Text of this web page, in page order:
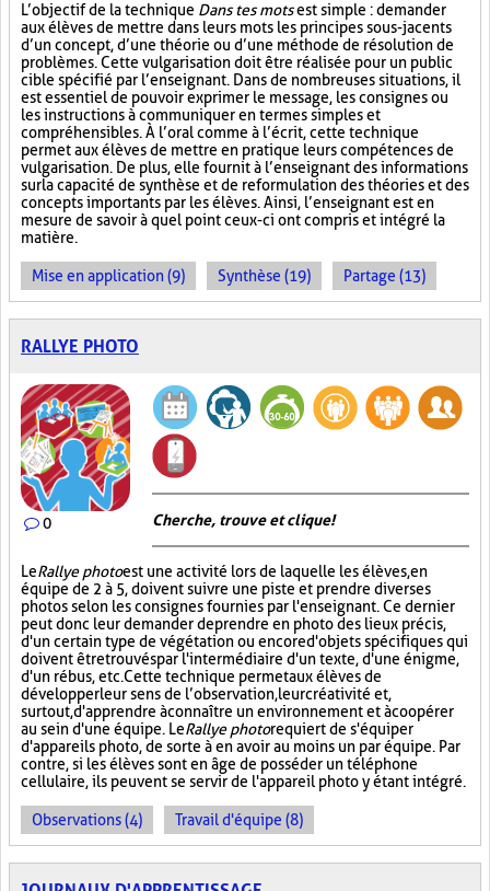
L’objectif de la technique Dans tes motsest simple : demander
aux élèves de mettre dans leurs mots les principes sous-jacents
d’un concept, d’une théorie ou d’une méthode de résolution de
problèmes. Cette vulgarisation doit être réalisée pour un public
cible spécifié par l’enseignant. Dans de nombreuses situations, il
est essentiel de pouvoir exprimer le message, les consignes ou
les instructions à communiquer en termes simples et
compréhensibles. À l’oral comme à l’écrit, cette technique
permet aux élèves de mettre en pratique leurs compétences de
vulgarisation. De plus, elle fournit à l’enseignant des informations
sur la capacité de synthèse et de reformulation des théories et des
concepts importants par les élèves. Ainsi, l’enseignant est en
mesure de savoir à quel point ceux-ci ont compris et intégré la
matière.
Mise en application (9) Synthèse (19) Partage (13)
RALLYE PHOTO
0 Cherche, trouve et clique !
LeRallye photoest une activité lors de laquelle les élèves, en
équipe de 2 à 5, doivent suivre une piste et prendre diverses
photos selon les consignes fournies par l'enseignant. Ce dernier
peut donc leur demander de prendre en photo des lieux précis,
d'un certain type de végétation ou encore d'objets spécifiques qui
doivent être trouvés par l'intermédiaire d'un texte, d'une énigme,
d'un rébus, etc. Cette technique permet aux élèves de
développer leur sens de l’observation, leur créativité et,
surtout, d'apprendre à connaître un environnement et à coopérer
au sein d'une équipe. LeRallye photorequiert de s'équiper
d'appareils photo, de sorte à en avoir au moins un par équipe. Par
contre, si les élèves sont en âge de posséder un téléphone
cellulaire, ils peuvent se servir de l'appareil photo y étant intégré.
Observations (4) Travail d'équipe (8)